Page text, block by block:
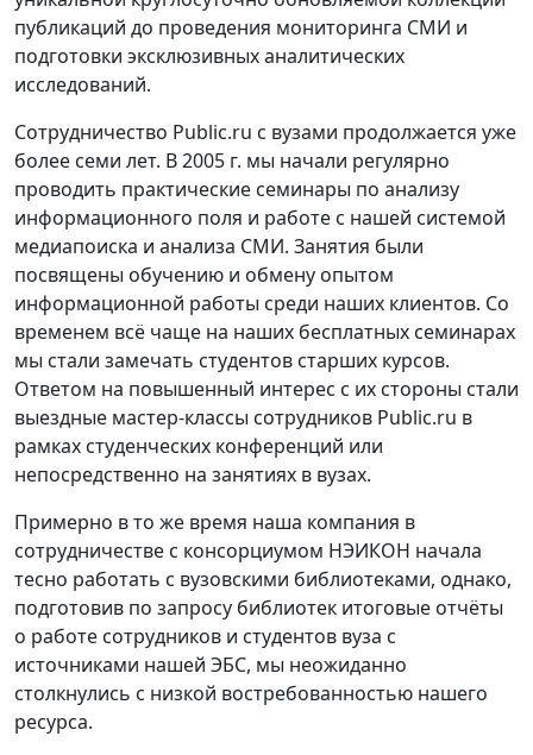
публикаций до проведения мониторинга СМИ и
подготовки эксклюзивных аналитических
исследований.
Сотрудничество Public.ru c вузами продолжается уже
более семи лет. В 2005 г. мы начали регулярно
проводить практические семинары по анализу
информационного поля и работе с нашей системой
медиапоиска и анализа СМИ. Занятия были
посвящены обучению и обмену опытом
информационной работы среди наших клиентов. Со
временем всё чаще на наших бесплатных семинарах
мы стали замечать студентов старших курсов.
Ответом на повышенный интерес с их стороны стали
выездные мастер-классы сотрудников Public.ru в
рамках студенческих конференций или
непосредственно на занятиях в вузах.
Примерно в то же время наша компания в
сотрудничестве с консорциумом НЭИКОН начала
тесно работать с вузовскими библиотеками, однако,
подготовив по запросу библиотек итоговые отчёты
о работе сотрудников и студентов вуза с
источниками нашей ЭБС, мы неожиданно
столкнулись с низкой востребованностью нашего
ресурса.